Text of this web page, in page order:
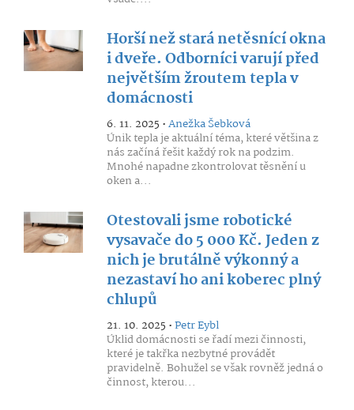
Horší než stará netěsnící okna
i dveře. Odborníci varují před
největším žroutem tepla v
domácnosti
6. 11. 2025 •Anežka Šebková
Únik tepla je aktuální téma, které většina z
nás začíná řešit každý rok na podzim.
Mnohé napadne zkontrolovat těsnění u
oken a...
Otestovali jsme robotické
vysavače do 5 000 Kč. Jeden z
nich je brutálně výkonný a
nezastaví ho ani koberec plný
chlupů
21. 10. 2025 •Petr Eybl
Úklid domácnosti se řadí mezi činnosti,
které je takřka nezbytné provádět
pravidelně. Bohužel se však rovněž jedná o
činnost, kterou...